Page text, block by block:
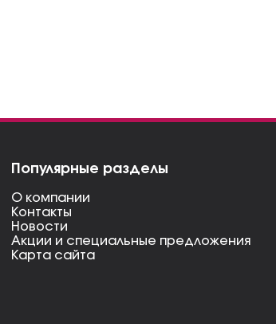
Популярные разделы
О компании
Контакты
Новости
Акции и специальные предложения
Карта сайта